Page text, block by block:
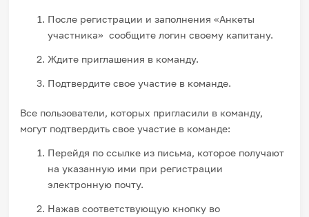
После регистрации и заполнения «Анкеты
участника» сообщите логин своему капитану.
Ждите приглашения в команду.
Подтвердите свое участие в команде.
Все пользователи, которых пригласили в команду,
могут подтвердить свое участие в команде:
Перейдя по ссылке из письма, которое получают
на указанную ими при регистрации
электронную почту.
Нажав соответствующую кнопку во